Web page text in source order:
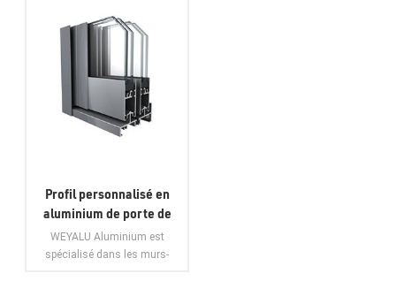
Profil personnalisé en
aluminium de porte de
fenêtre à battants en
aluminium de fenêtre
WEYALU Aluminium est
spécialisé dans les murs-